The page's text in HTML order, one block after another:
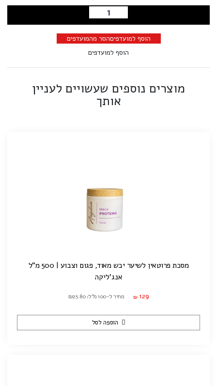
הוספה לסל
הוסף למועדפיםהסר מהמועדפים
הוסף למועדפים
מוצרים נוספים שעשויים לעניין
אותך
מסכת פרוטאין לשיער יבש מאוד, פגום וצבוע | 500 מ"ל
אנג'ליקה
₪ 129 מחיר ל-100 מ"ל: ₪25.80
הוספה לסל